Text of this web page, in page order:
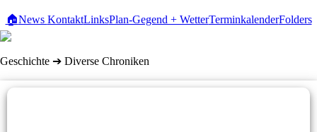
🏠News KontaktLinksPlan-Gegend + WetterTerminkalenderFolders
Geschichte ➔ Diverse Chroniken